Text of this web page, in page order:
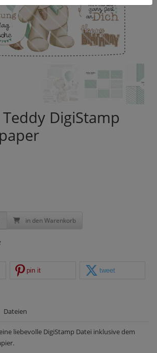
DigiStamp
in den Warenkorb
pin it tweet
Dateien
liebevolle DigiStamp Datei inklusive dem